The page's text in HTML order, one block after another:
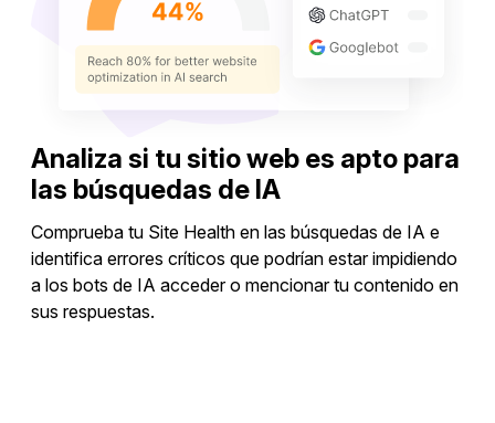
Analiza si tu sitio web es apto para
las búsquedas de IA
Comprueba tu Site Health en las búsquedas de IA e
identifica errores críticos que podrían estar impidiendo
a los bots de IA acceder o mencionar tu contenido en
sus respuestas.